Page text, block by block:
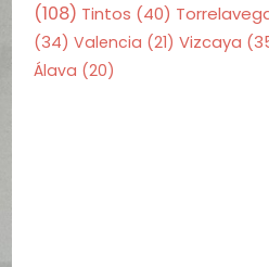
(108) Tintos (40)
(34) Valencia (21) Vizcaya
Álava (20)